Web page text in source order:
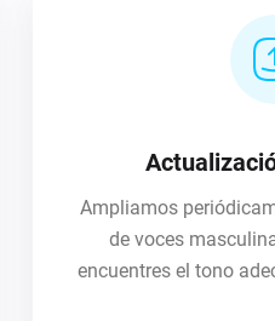
Ampliamos
de voces
encuentres el tono